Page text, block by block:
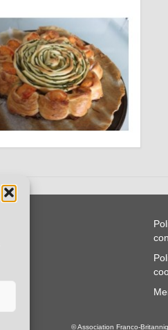
© Association Franco-